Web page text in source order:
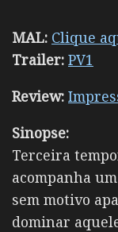
MAL: Clique
Trailer: PV1
Review:
Sinopse:
Terceira
acompanha
sem motivo
dominar